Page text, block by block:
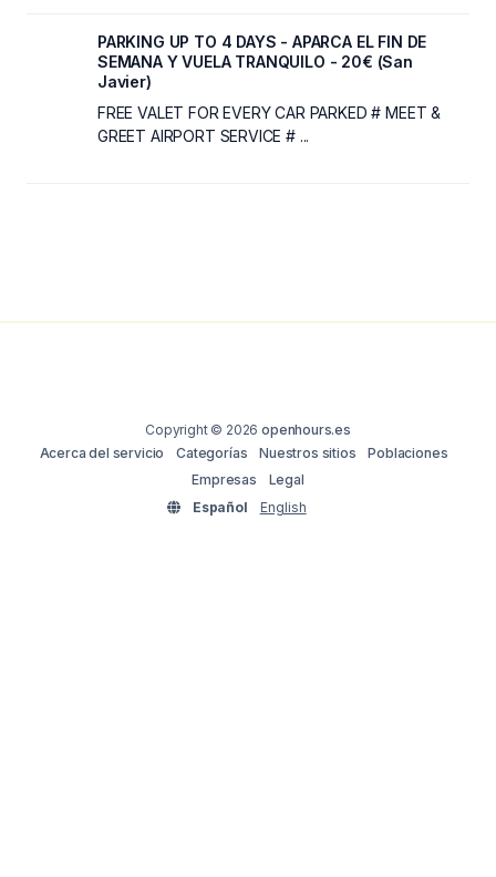
PARKING UP TO 4 DAYS - APARCA EL FIN DE
SEMANA Y VUELA TRANQUILO - 20€ (San
Javier)
FREE VALET FOR EVERY CAR PARKED # MEET &
GREET AIRPORT SERVICE # ...
Copyright © 2026openhours.es
Acerca del servicio
Categorías Nuestros sitios
Poblaciones
Empresas
Legal
Español
English